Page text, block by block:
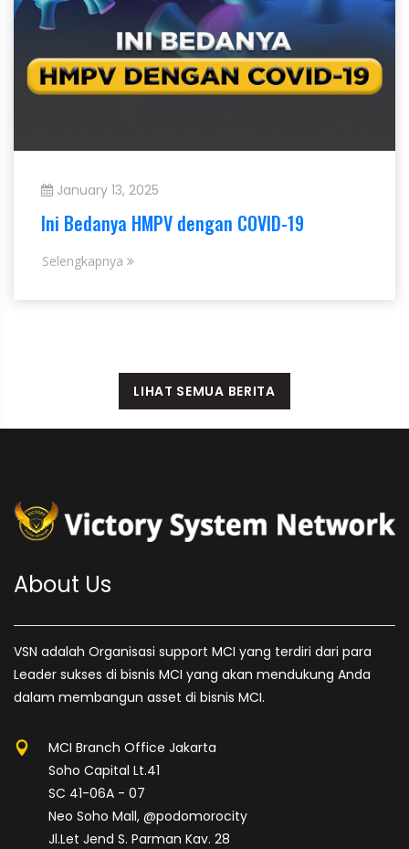
January 13, 2025
Ini Bedanya HMPV dengan COVID-19
Selengkapnya
LIHAT SEMUA BERITA
About Us
VSN adalah Organisasi support MCI yang terdiri dari para
Leader sukses di bisnis MCI yang akan mendukung Anda
dalam membangun asset di bisnis MCI.
MCI Branch Office Jakarta
Soho Capital Lt.41
SC 41-06A - 07
Neo Soho Mall, @podomorocity
Jl.Let Jend S. Parman Kav. 28